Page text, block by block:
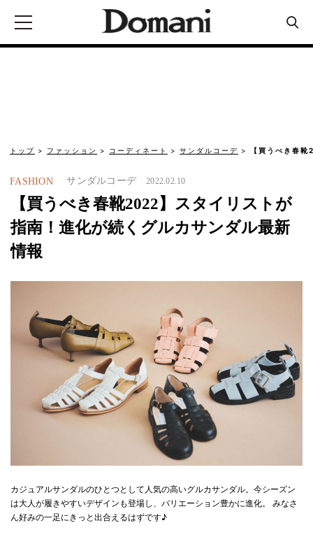
トップ ファッション コーディネート サンダルコーデ 【買うべき春
FASHION サンダルコーデ 2022.02.10
【買うべき春靴2022】スタイリストが
指南！進化が続くグルカサンダル最新
情報
カジュアルサンダルのひとつとして人気の高いグルカサンダル。今シーズン
は大人が履きやすいデザインも登場し、バリエーション豊かに進化。 みなさ
ん好みの一足にきっと出合えるはずです♪